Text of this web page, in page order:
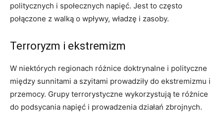
politycznych i społecznych napięć. Jest to często
połączone z walką o wpływy, władzę i zasoby.
Terroryzm i ekstremizm
W niektórych regionach różnice doktrynalne i polityczne
między sunnitami a szyitami prowadziły do ekstremizmu i
przemocy. Grupy terrorystyczne wykorzystują te różnice
do podsycania napięć i prowadzenia działań zbrojnych.